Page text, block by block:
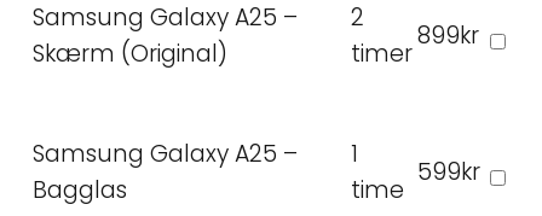
Samsung Galaxy A25 –
Skærm (Original)
2
timer
899kr
Samsung Galaxy A25 –
Bagglas
1
time
599kr